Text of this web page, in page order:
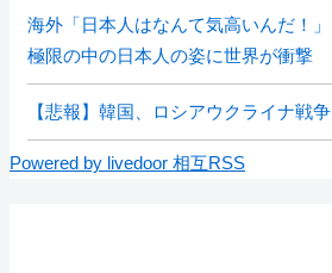
海外「日本人はなんて気高いんだ！
極限の中の日本人の姿に世界が衝撃
【悲報】韓国、ロシアウクライナ戦
Powered by livedoor 相互RSS